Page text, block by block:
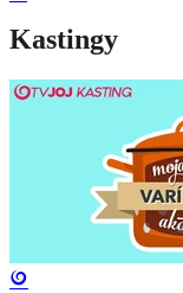
Kastingy